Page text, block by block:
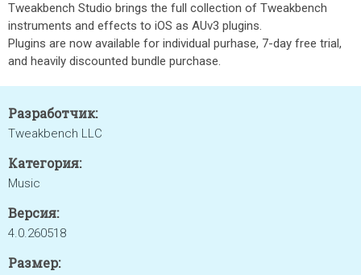
Tweakbench Studio brings the full collection of Tweakbench
instruments and effects to iOS as AUv3 plugins.
Plugins are now available for individual purhase, 7-day free trial,
and heavily discounted bundle purchase.
Разработчик:
Tweakbench LLC
Категория:
Music
Версия:
4.0.260518
Размер: